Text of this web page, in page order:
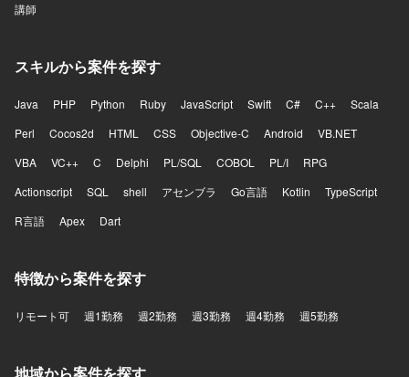
講師
スキルから案件を探す
Java PHP Python Ruby JavaScript Swift C# C++
Scala
Perl
Cocos2d HTML CSS Objective-C Android
VB.NET
VBA
VC++ C Delphi PL/SQL COBOL PL/I
RPG
Actionscript
SQL shell アセンブラ Go言語 Kotlin
TypeScript
R言語
Apex Dart
特徴から案件を探す
リモート可 週1勤務 週2勤務 週3勤務 週4勤務 週5勤務